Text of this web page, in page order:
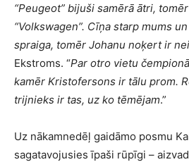
“Peugeot” bijuši samērā ātri,
“Volkswagen”. Cīņa starp mums
spraiga, tomēr Johanu noķert ir
Ekstroms. “Par otro vietu
kamēr Kristofersons ir tālu prom.
trijnieks ir tas, uz ko tēmējam.”
Uz nākamnedēļ gaidāmo posmu
sagatavojusies īpaši rūpīgi –